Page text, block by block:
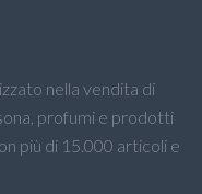
nella vendita di
profumi e prodotti
più di 15.000 articoli e